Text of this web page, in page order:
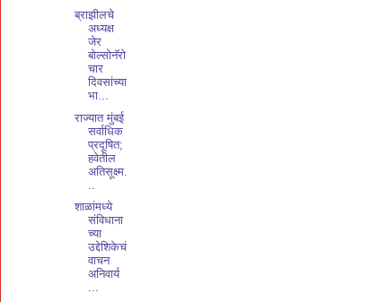
ब्राझीलचे
अध्यक्ष
जेर
बोल्सोनॅरो
चार
दिवसांच्या
भा...
राज्यात मुंबई
सर्वाधिक
प्रदूषित;
हवेतील
अतिसूक्ष्म.
शाळांमध्ये
संविधाना
च्या
उद्देशिकेचं
वाचन
अनिवार्य
...